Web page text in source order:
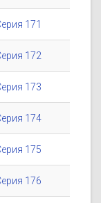
171
172
173
174
175
176